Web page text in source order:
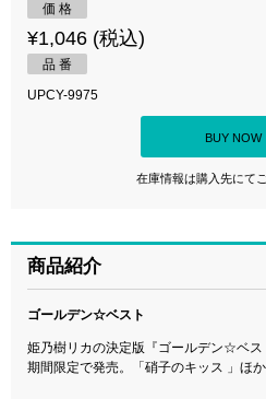
価 格
¥1,046 (税込)
品 番
UPCY-9975
BUY NOW
在庫情報は購入先にて
商品紹介
ゴールデン☆ベスト
姫乃樹リカの決定版『ゴールデン☆ベ
期間限定で発売。「硝子のキッス 」ほか